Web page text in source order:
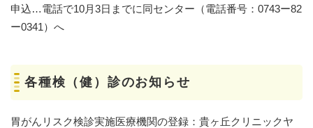
申込…電話で10月3日までに同センター（電話番号：0743ー82
ー0341）へ
各種検（健）診のお知らせ
胃がんリスク検診実施医療機関の登録：貴ヶ丘クリニックヤ